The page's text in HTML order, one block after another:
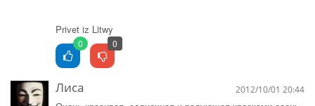
Privet iz Litwy
0 0
Лиса 2012/10/01 20:44